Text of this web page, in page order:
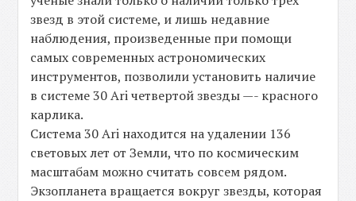
звезд в этой системе, и лишь недавние
наблюдения, произведенные при помощи
самых современных астрономических
инструментов, позволили установить наличие
в системе 30 Ari четвертой звезды —- красного
карлика.
Система 30 Ari находится на удалении 136
световых лет от Земли, что по космическим
масштабам можно считать совсем рядом.
Экзопланета вращается вокруг звезды, которая